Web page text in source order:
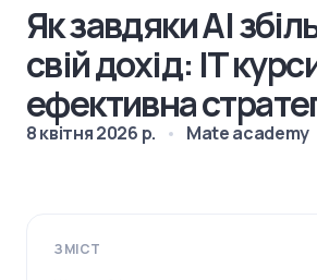
Як завдяки AI
свій дохід: IT
ефективна
8 квітня 2026 р. Mate academy
ЗМІСТ